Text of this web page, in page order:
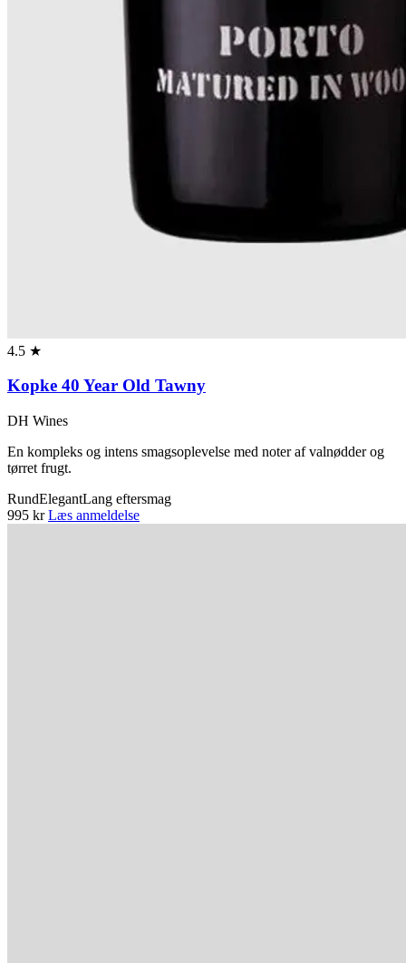
4.5 ★
Kopke 40 Year Old Tawny
DH Wines
En kompleks og intens smagsoplevelse med noter af valnødder og
tørret frugt.
RundElegantLang eftersmag
995 kr Læs anmeldelse